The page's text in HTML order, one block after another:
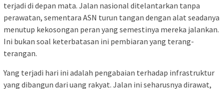
terjadi di depan mata. Jalan nasional ditelantarkan tanpa
perawatan, sementara ASN turun tangan dengan alat seadanya
menutup kekosongan peran yang semestinya mereka jalankan.
Ini bukan soal keterbatasan ini pembiaran yang terang-
terangan.
Yang terjadi hari ini adalah pengabaian terhadap infrastruktur
yang dibangun dari uang rakyat. Jalan ini seharusnya dirawat,